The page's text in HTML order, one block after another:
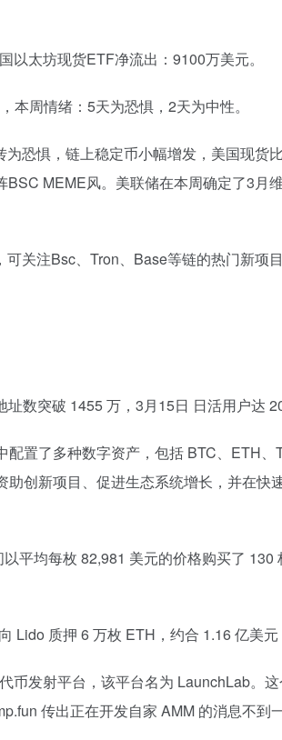
太坊现货ETF净流出：9100万美元。
周情绪：5天为恐惧，2天为中性。
恐惧，链上稳定币小幅增发，美国现货
MEME风。美联储在本周确定了3月
关注Bsc、Tron、Base等链的热门新项
数突破 1455 万，3月15日 日活用户达
置了多种数字资产，包括 BTC、ETH
创新项目、促进生态系统增长，并在快
平均每枚 82,981 美元的价格购买了
Lido 质押 6 万枚 ETH，约合 1.16 亿美元
币发射平台，该平台名为 LaunchLab。
传出正在开发自家 AMM 的消息不到